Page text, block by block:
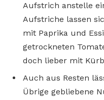
Aufstrich anstelle
Aufstriche lassen
mit Paprika und
getrockneten
doch lieber mit
Auch aus Resten
Übrige gebliebene